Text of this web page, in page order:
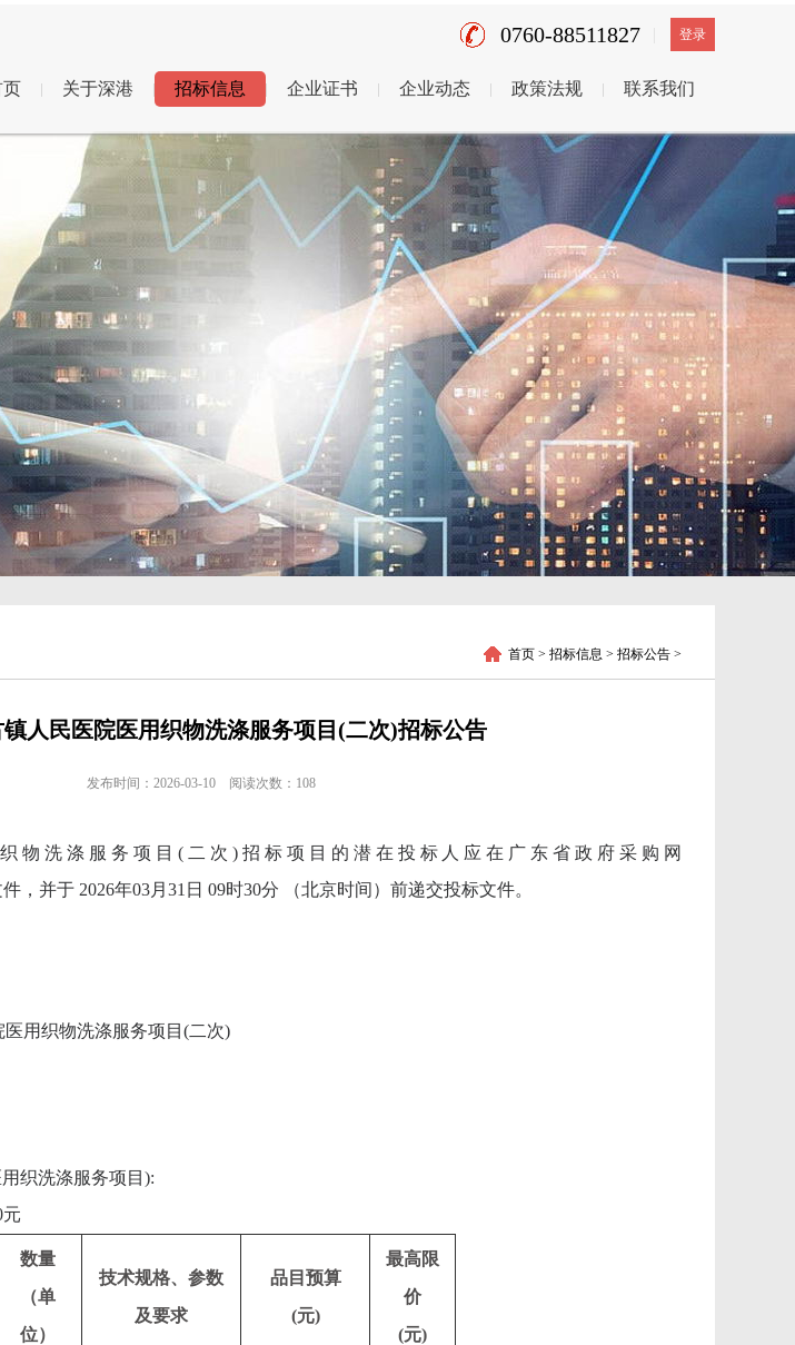
登录
0760-88511827
页 关于深港 招标信息 企业证书 企业动态 政策法规 联系我们
首页 > 招标信息 > 招标公告 >
人民医院医用织物洗涤服务项目(二次)招标公告
发布时间： 2026-03-10 阅读次数： 108
物洗涤服务项目(二次)招标项目的潜在投标人应在广东省政府采购网
件，并于 2026年03月31日 09时30分 （北京时间）前递交投标文件。
用织物洗涤服务项目 (二次)
织洗涤服务项目):
元
数量
（单
位）
技术规格、参数
及要求
品目预算
(元)
最高限
价
(元)